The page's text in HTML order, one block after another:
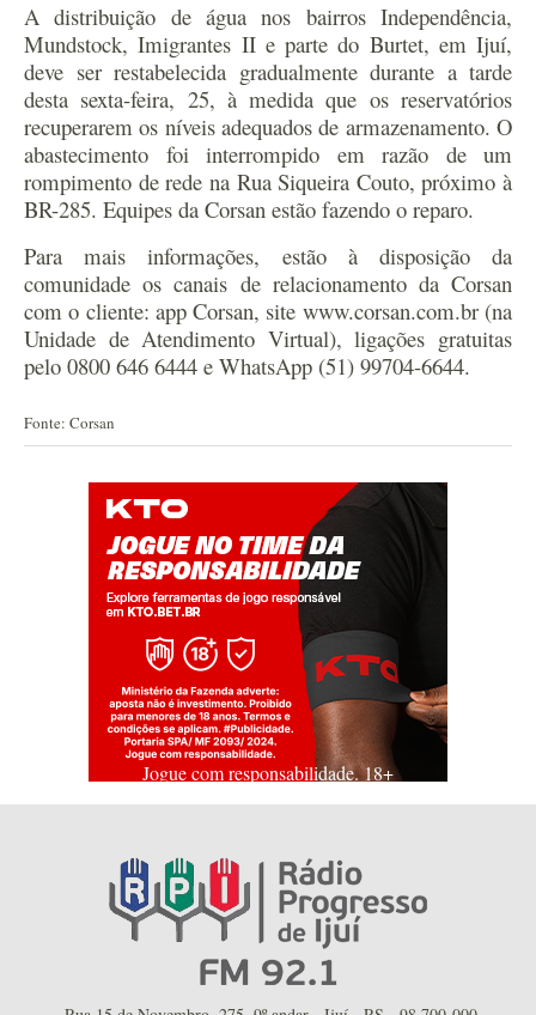
A distribuição de água nos bairros Independência,
Mundstock, Imigrantes II e parte do Burtet, em Ijuí,
deve ser restabelecida gradualmente durante a tarde
desta sexta-feira, 25, à medida que os reservatórios
recuperarem os níveis adequados de armazenamento. O
abastecimento foi interrompido em razão de um
rompimento de rede na Rua Siqueira Couto, próximo à
BR-285. Equipes da Corsan estão fazendo o reparo.
Para mais informações, estão à disposição da
comunidade os canais de relacionamento da Corsan
com o cliente: app Corsan, site www.corsan.com.br (na
Unidade de Atendimento Virtual), ligações gratuitas
pelo 0800 646 6444 e WhatsApp (51) 99704-6644.
Fonte: Corsan
Jogue com responsabilidade. 18+